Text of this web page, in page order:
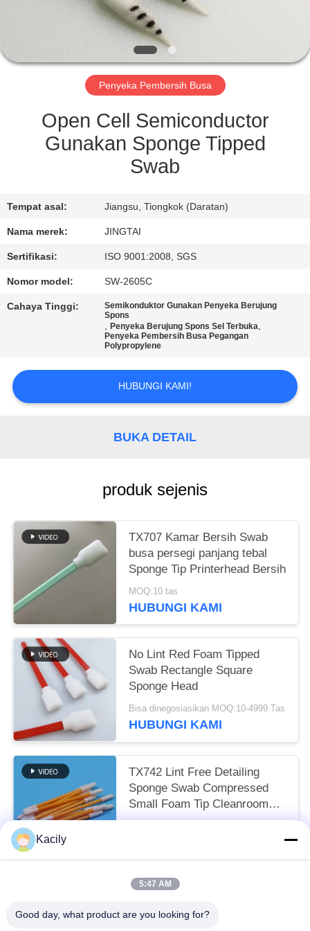
KONTROL
KUALITAS
HUBUNGI
KAMI
KASUS
SITEMAP
POLICY
Penyeka Pembersih Busa
Open Cell Semiconductor
Gunakan Sponge Tipped
Swab
Tempat asal: Jiangsu, Tiongkok (Daratan)
Nama merek: JINGTAI
Sertifikasi: ISO 9001:2008, SGS
Nomor model: SW-2605C
Cahaya Tinggi:
Semikonduktor Gunakan Penyeka Berujung
Spons
,Penyeka Berujung Spons Sel Terbuka,
Penyeka Pembersih Busa Pegangan
Polypropylene
HUBUNGI KAMI!
BUKA DETAIL
produk sejenis
TX707 Kamar Bersih Swab
busa persegi panjang tebal
Sponge Tip Printerhead Bersih
MOQ:10 tas
HUBUNGI KAMI
No Lint Red Foam Tipped
Swab Rectangle Square
Sponge Head
Bisa dinegosiasikan MOQ:10-4999 Tas
HUBUNGI KAMI
TX742 Lint Free Detailing
Sponge Swab Compressed
Small Foam Tip Cleanroom
Swab untuk pembersihan
Kacily
5:47 AM
Good day, what product are you looking for?